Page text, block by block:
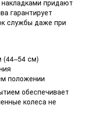
придают
гарантирует
службы даже при
(44–54 см)
положении
обеспечивает
колеса не